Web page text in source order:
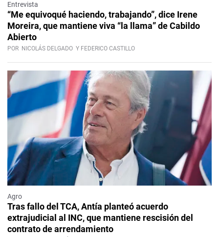
Entrevista
“Me equivoqué haciendo, trabajando”, dice Irene
Moreira, que mantiene viva “la llama” de Cabildo
Abierto
POR NICOLÁS DELGADO Y FEDERICO CASTILLO
Agro
Tras fallo del TCA, Antía planteó acuerdo
extrajudicial al INC, que mantiene rescisión del
contrato de arrendamiento